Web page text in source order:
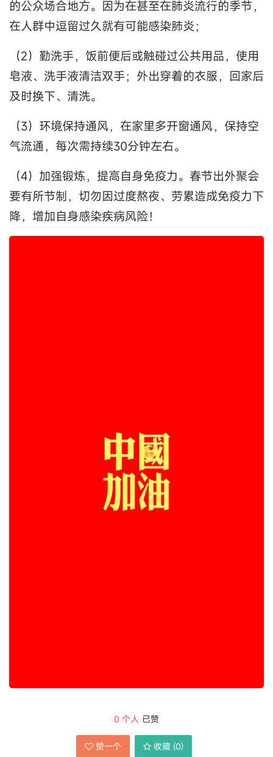
的公众场合地方。因为在甚至在肺炎流行的季节，
在人群中逗留过久就有可能感染肺炎；
（2）勤洗手，饭前便后或触碰过公共用品，使用
皂液、洗手液清洁双手；外出穿着的衣服，回家后
及时换下、清洗。
（3）环境保持通风，在家里多开窗通风，保持空
气流通，每次需持续30分钟左右。
（4）加强锻炼，提高自身免疫力。春节出外聚会
要有所节制，切勿因过度熬夜、劳累造成免疫力下
降，增加自身感染疾病风险！
0 个人 已赞
赞一个 收藏 (0)